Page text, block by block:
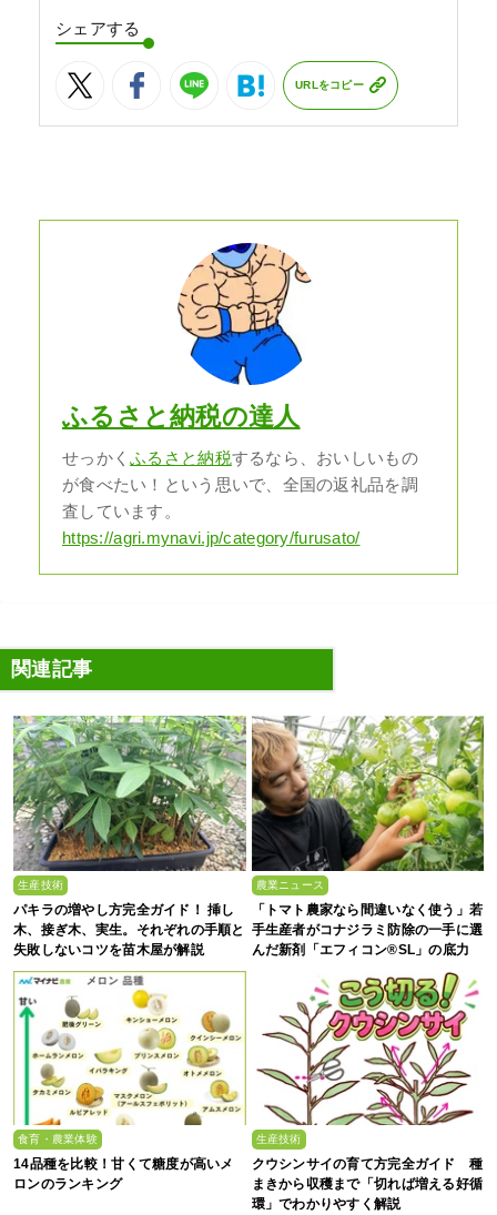
シェアする
URLをコピー
ふるさと納税の達人
せっかくふるさと納税するなら、おいしいもの
が食べたい！という思いで、全国の返礼品を調
査しています。
https://agri.mynavi.jp/category/furusato/
関連記事
生産技術
パキラの増やし方完全ガイド！ 挿し
木、接ぎ木、実生。それぞれの手順と
失敗しないコツを苗木屋が解説
農業ニュース
「トマト農家なら間違いなく使う」若
手生産者がコナジラミ防除の一手に選
んだ新剤「エフィコン®SL」の底力
食育・農業体験
14品種を比較！甘くて糖度が高いメ
ロンのランキング
生産技術
クウシンサイの育て方完全ガイド 種
まきから収穫まで「切れば増える好循
環」でわかりやすく解説